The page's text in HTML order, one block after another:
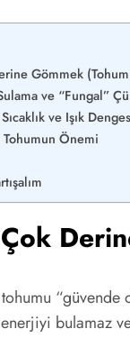
Gömmek
ve “Fungal”
ve Işık
Önemi
tohumu
bulamaz